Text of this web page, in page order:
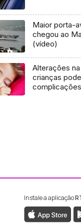
Maior porta-
chegou ao
(vídeo)
Alterações
crianças
RTP
da RTP
Instale a aplicação